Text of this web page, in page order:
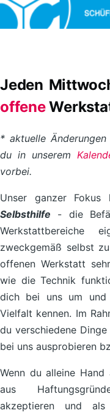
Jeden
offene
* aktuelle
du in unserem
vorbei.
Unser ganzer
Selbsthilfe - die
Werkstattbereiche
zweckgemäß selbst
offenen Werkstatt
wie die Technik
dich bei uns um und
Vielfalt kennen. Im
du verschiedene
bei uns ausprobieren
Wenn du alleine
aus
akzeptieren und